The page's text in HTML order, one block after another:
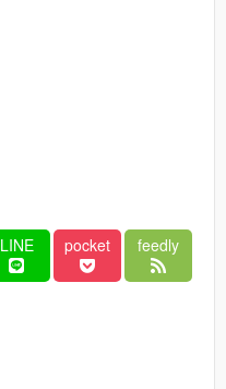
LINE pocket feedly